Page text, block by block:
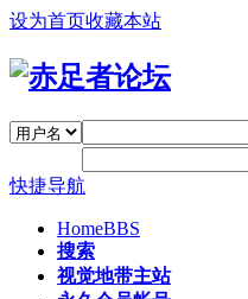
设为首页收藏本站
快捷导航
HomeBBS
搜索
视觉地带主站